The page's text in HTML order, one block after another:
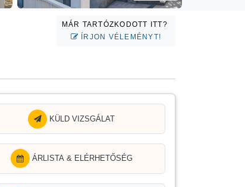
MÁR TARTÓZKODOTT ITT?
ÍRJON VÉLEMÉNYT!
KÜLD VIZSGÁLAT
ÁRLISTA & ELÉRHETŐSÉG